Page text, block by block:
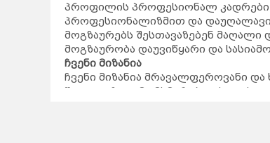
პროფილის პროფესიონალ
პროფესიონალიზმით და
მოგზაურებს შესთავაზებენ მაღალი
მოგზაურობა დაუვიწყარი და
ჩვენი მიზანია
ჩვენი მიზანია მრავალფეროვანი
შევთავაზოთ მომხმარებელს